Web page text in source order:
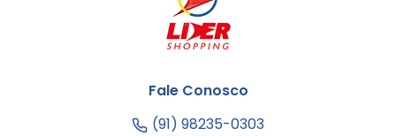
Fale Conosco
(91) 98235-0303